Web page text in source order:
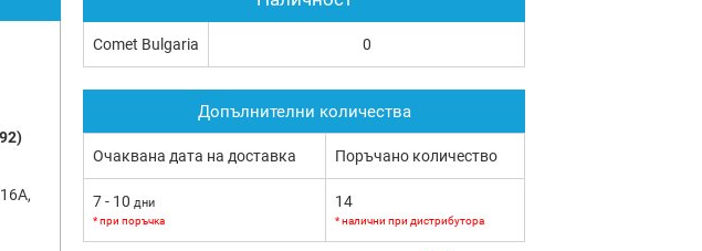
Comet Bulgaria 0
Допълнителни количества
Очаквана дата на доставка Поръчано количество
7 - 10 дни
* при поръчка
14
* налични при дистрибутора